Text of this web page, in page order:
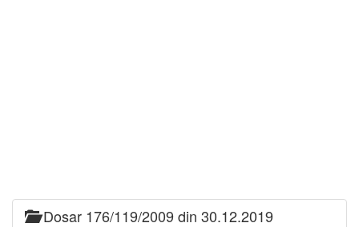
Dosar 176/119/2009 din 30.12.2019